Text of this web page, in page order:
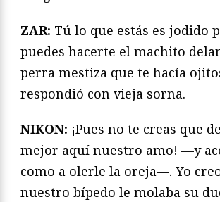
ZAR: Tú lo que estás es jodido
puedes hacerte el machito
perra mestiza que te hacía
respondió con vieja sorna.
NIKON: ¡Pues no te creas que
mejor aquí nuestro amo! —y
como a olerle la oreja—. Yo
nuestro bípedo le molaba su